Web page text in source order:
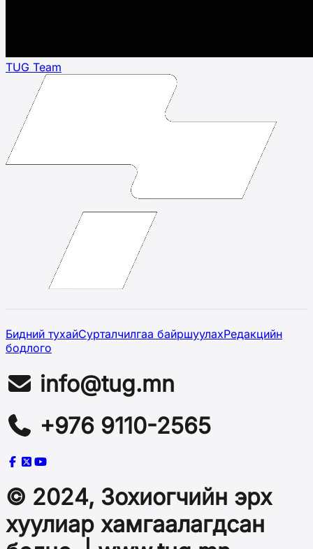
TUG Team
Бидний тухайСурталчилгаа байршуулахРедакцийн
бодлого
info@tug.mn
+976 9110-2565
© 2024, Зохиогчийн эрх
хуулиар хамгаалагдсан